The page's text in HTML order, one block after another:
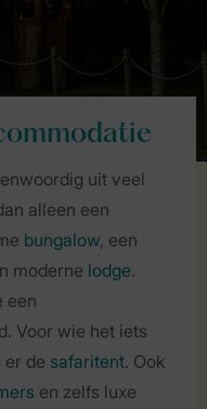
uit veel
alleen een
bungalow, een
moderne lodge.
een
Voor wie het iets
de safaritent. Ook
en zelfs luxe